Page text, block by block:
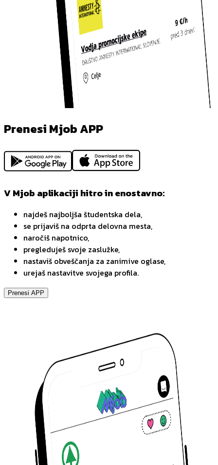
Prenesi Mjob APP
V Mjob aplikaciji hitro in enostavno:
najdeš najboljša študentska dela,
se prijaviš na odprta delovna mesta,
naročiš napotnico,
pregleduješ svoje zaslužke,
nastaviš obveščanja za zanimive oglase,
urejaš nastavitve svojega profila.
Prenesi APP